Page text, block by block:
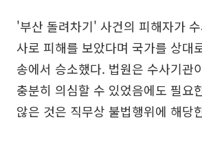
'부산 돌려차기' 사건의 피해자가
사로 피해를 보았다며 국가를 상대
송에서 승소했다. 법원은 수사기관
충분히 의심할 수 있었음에도 필요
않은 것은 직무상 불법행위에 해당